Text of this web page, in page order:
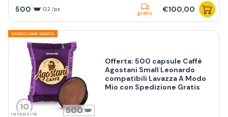
500 0,2 /pz
gratis €100,00
SPEDIZIONE GRATIS
10
INTENSITÀ 500
Offerta: 500 capsule Caffè
Agostani Small Leonardo
compatibili Lavazza A Modo
Mio con Spedizione Gratis